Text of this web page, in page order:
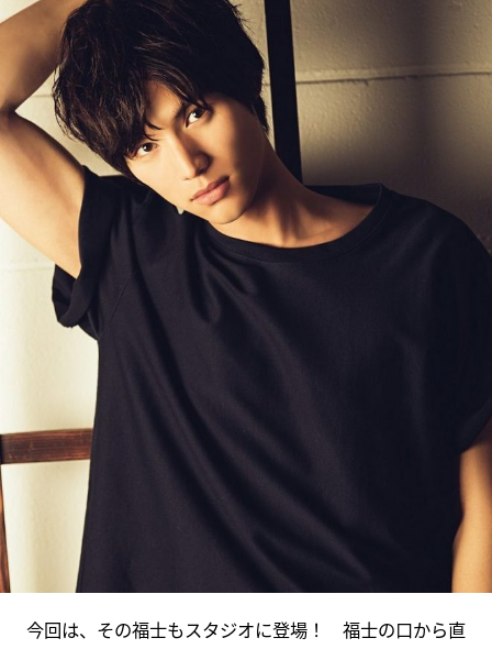
今回は、その福士もスタジオに登場！ 福士の口から直